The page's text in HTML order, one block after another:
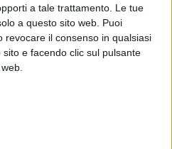
a tale trattamento. Le tue
a questo sito web. Puoi
revocare il consenso in qualsiasi
e facendo clic sul pulsante
‘proprio’ in
a Viareggio e un